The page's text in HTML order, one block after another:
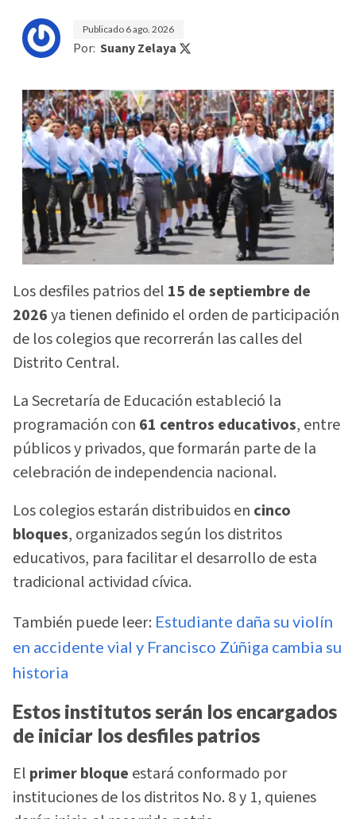
Publicado 6 ago. 2026
Por: Suany Zelaya
Los desfiles patrios del 15 de septiembre de
2026ya tienen definido el orden de participación
de los colegios que recorrerán las calles del
Distrito Central.
La Secretaría de Educación estableció la
programación con 61 centros educativos, entre
públicos y privados, que formarán parte de la
celebración de independencia nacional.
Los colegios estarán distribuidos en cinco
bloques, organizados según los distritos
educativos, para facilitar el desarrollo de esta
tradicional actividad cívica.
También puede leer: Estudiante daña su violín
en accidente vial y Francisco Zúñiga cambia su
historia
Estos institutos serán los encargados
de iniciar los desfiles patrios
El primer bloque estará conformado por
instituciones de los distritos No. 8 y 1, quienes